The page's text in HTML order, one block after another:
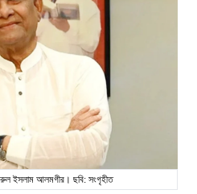
ইসলাম আলমগীর। ছবি: সংগৃহীত